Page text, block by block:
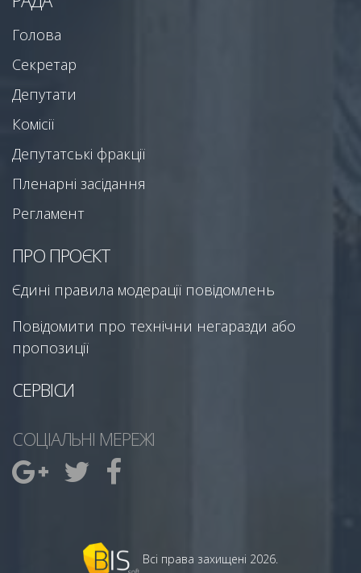
Голова
Секретар
Депутати
Комісії
Депутатські фракції
Пленарні засідання
Регламент
ПРО ПРОЄКТ
Єдині правила модерації повідомлень
Повідомити про технічни негаразди або
пропозиції
СЕРВІСИ
СОЦІАЛЬНІ МЕРЕЖІ
Всі права захищені 2026.